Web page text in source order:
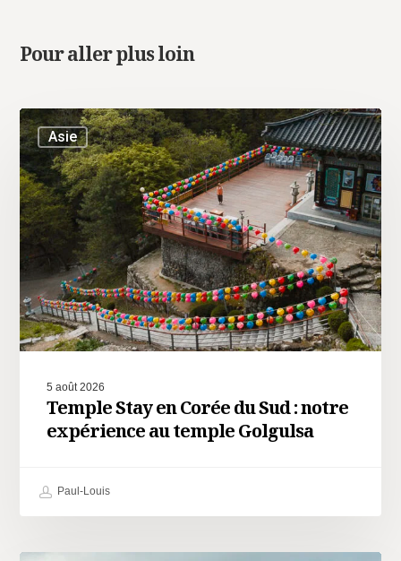
Pour aller plus loin
Asie
5 août 2026
Temple Stay en Corée du Sud : notre
expérience au temple Golgulsa
Paul-Louis